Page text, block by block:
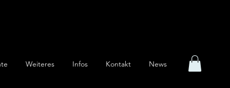
Weiteres Infos Kontakt News